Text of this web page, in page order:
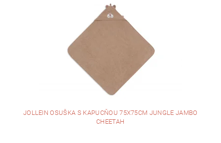
JOLLEIN OSUŠKA S KAPUCŇOU 75X75CM JUNGLE JAMBO
CHEETAH